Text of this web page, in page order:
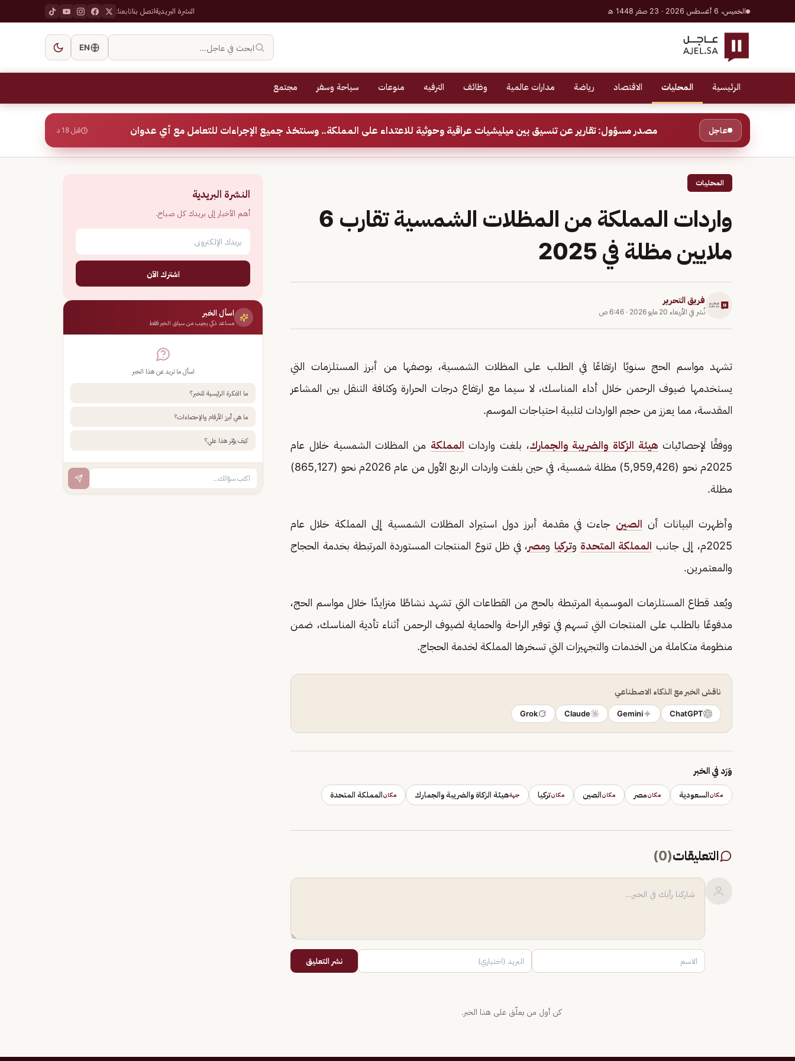
الخميس، 6 أغسطس 2026 · 23 صفر 1448 هـ النشرة البريديةاتصل بناتابعنا:
ابحث في عاجل… EN
الرئيسية المحليات الاقتصاد رياضة مدارات عالمية وظائف الترفيه منوعات سياحة وسفر مجتمع
عاجل مصدر مسؤول: تقارير عن تنسيق بين ميليشيات عراقية وحوثية للاعتداء على المملكة.. وسنتخذ جميع الإجراءات للتعامل مع أي عدوان قبل 18 د
المحليات
واردات المملكة من المظلات الشمسية تقارب 6
ملايين مظلة في 2025
فريق التحرير
نُشر في الأربعاء 20 مايو 2026 · 6:46 ص
تشهد مواسم الحج سنويًا ارتفاعًا في الطلب على المظلات الشمسية، بوصفها من أبرز المستلزمات التي
يستخدمها ضيوف الرحمن خلال أداء المناسك، لا سيما مع ارتفاع درجات الحرارة وكثافة التنقل بين المشاعر
المقدسة، مما يعزز من حجم الواردات لتلبية احتياجات الموسم.
ووفقًا لإحصائيات هيئة الزكاة والضريبة والجمارك، بلغت واردات المملكة من المظلات الشمسية خلال عام
2025م نحو (5,959,426) مظلة شمسية، في حين بلغت واردات الربع الأول من عام 2026م نحو (865,127)
مظلة.
وأظهرت البيانات أن الصين جاءت في مقدمة أبرز دول استيراد المظلات الشمسية إلى المملكة خلال عام
2025م، إلى جانب
المملكة المتحدة وتركيا ومصر، في ظل تنوع المنتجات المستوردة المرتبطة بخدمة الحجاج
والمعتمرين.
ويُعد قطاع المستلزمات الموسمية المرتبطة بالحج من القطاعات التي تشهد نشاطًا متزايدًا خلال مواسم الحج،
مدفوعًا بالطلب على المنتجات التي تسهم في توفير الراحة والحماية لضيوف الرحمن أثناء تأدية المناسك، ضمن
منظومة متكاملة من الخدمات والتجهيزات التي تسخرها المملكة لخدمة الحجاج.
ناقش الخبر مع الذكاء الاصطناعي
ChatGPT
Gemini
Claude
Grok
وَرَد في الخبر
مكانالسعودية مكانمصر مكانالصين مكانتركيا جهةهيئة الزكاة والضريبة والجمارك مكانالمملكة المتحدة
التعليقات(
0
)
نشر التعليق
كن أول من يعلّق على هذا الخبر.
النشرة البريدية
أهم الأخبار إلى بريدك كل صباح.
اشترك الآن
اسأل الخبر
مساعد ذكي يجيب من سياق الخبر فقط
اسأل ما تريد عن هذا الخبر
ما الفكرة الرئيسية للخبر؟
ما هي أبرز الأرقام والإحصاءات؟
كيف يؤثر هذا علي؟